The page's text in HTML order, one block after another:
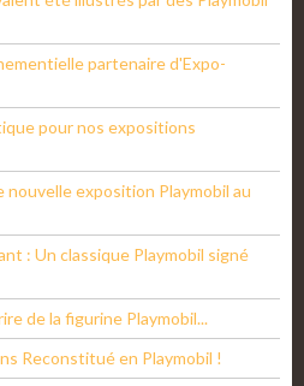
partenaire d'Expo-
pour nos expositions
nouvelle exposition Playmobil au
: Un classique Playmobil signé
de la figurine Playmobil...
Reconstitué en Playmobil !